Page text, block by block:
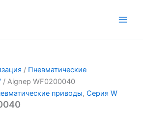
/ Пневматические
/ Aignep WF0200040
приводы, Серия W